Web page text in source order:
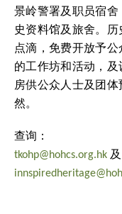
景岭警署及职员宿
史资料馆及旅舍。
点滴，免费开放予
的工作坊和活动，
房供公众人士及团
然。
查询：
tkohp@hohcs.org.hk 及